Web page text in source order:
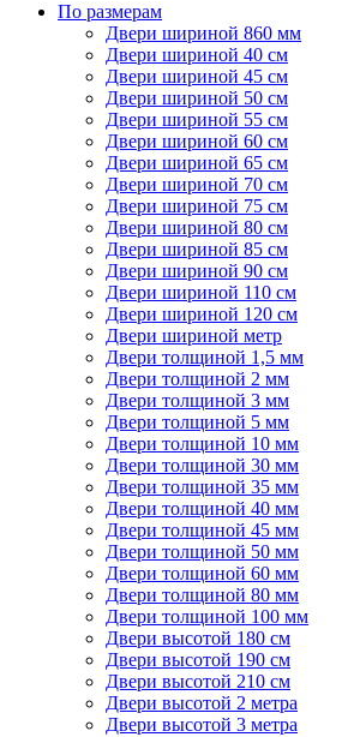
По размерам
Двери шириной 860 мм
Двери шириной 40 см
Двери шириной 45 см
Двери шириной 50 см
Двери шириной 55 см
Двери шириной 60 см
Двери шириной 65 см
Двери шириной 70 см
Двери шириной 75 см
Двери шириной 80 см
Двери шириной 85 см
Двери шириной 90 см
Двери шириной 110 см
Двери шириной 120 см
Двери шириной метр
Двери толщиной 1,5 мм
Двери толщиной 2 мм
Двери толщиной 3 мм
Двери толщиной 5 мм
Двери толщиной 10 мм
Двери толщиной 30 мм
Двери толщиной 35 мм
Двери толщиной 40 мм
Двери толщиной 45 мм
Двери толщиной 50 мм
Двери толщиной 60 мм
Двери толщиной 80 мм
Двери толщиной 100 мм
Двери высотой 180 см
Двери высотой 190 см
Двери высотой 210 см
Двери высотой 2 метра
Двери высотой 3 метра